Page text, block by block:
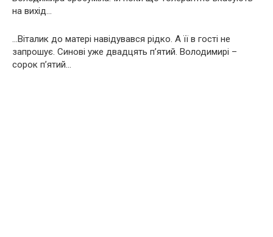
на вихід…
…Віталик до матері навідувався рідко. А її в гості не
запрошує. Синові уже двадцять п’ятий. Володимирі –
сорок п’ятий…